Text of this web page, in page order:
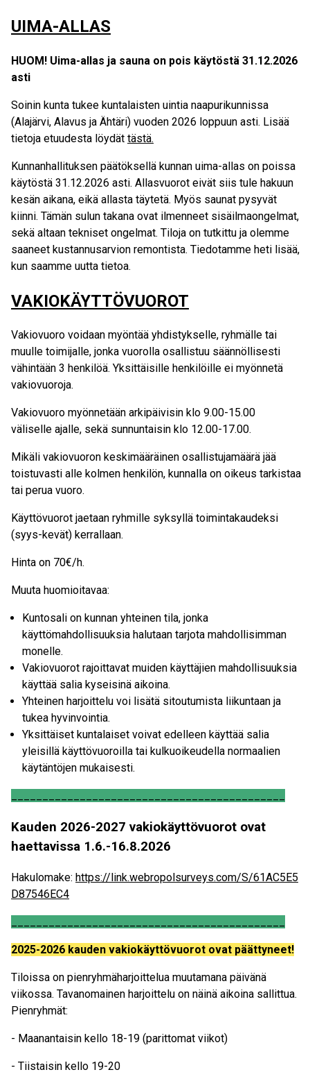
UIMA-ALLAS
HUOM! Uima-allas ja sauna on pois käytöstä 31.12.2026
asti
Soinin kunta tukee kuntalaisten uintia naapurikunnissa
(Alajärvi, Alavus ja Ähtäri) vuoden 2026 loppuun asti. Lisää
tietoja etuudesta löydät tästä.
Kunnanhallituksen päätöksellä kunnan uima-allas on poissa
käytöstä 31.12.2026 asti. Allasvuorot eivät siis tule hakuun
kesän aikana, eikä allasta täytetä. Myös saunat pysyvät
kiinni. Tämän sulun takana ovat ilmenneet sisäilmaongelmat,
sekä altaan tekniset ongelmat. Tiloja on tutkittu ja olemme
saaneet kustannusarvion remontista. Tiedotamme heti lisää,
kun saamme uutta tietoa.
VAKIOKÄYTTÖVUOROT
Vakiovuoro voidaan myöntää yhdistykselle, ryhmälle tai
muulle toimijalle, jonka vuorolla osallistuu säännöllisesti
vähintään 3 henkilöä. Yksittäisille henkilöille ei myönnetä
vakiovuoroja.
Vakiovuoro myönnetään arkipäivisin klo 9.00-15.00
väliselle ajalle, sekä sunnuntaisin klo 12.00-17.00.
Mikäli vakiovuoron keskimääräinen osallistujamäärä jää
toistuvasti alle kolmen henkilön, kunnalla on oikeus tarkistaa
tai perua vuoro.
Käyttövuorot jaetaan ryhmille syksyllä toimintakaudeksi
(syys-kevät) kerrallaan.
Hinta on 70€/h.
Muuta huomioitavaa:
Kuntosali on kunnan yhteinen tila, jonka
käyttömahdollisuuksia halutaan tarjota mahdollisimman
monelle.
Vakiovuorot rajoittavat muiden käyttäjien mahdollisuuksia
käyttää salia kyseisinä aikoina.
Yhteinen harjoittelu voi lisätä sitoutumista liikuntaan ja
tukea hyvinvointia.
Yksittäiset kuntalaiset voivat edelleen käyttää salia
yleisillä käyttövuoroilla tai kulkuoikeudella normaalien
käytäntöjen mukaisesti.
Kauden 2026-2027 vakiokäyttövuorot ovat
haettavissa 1.6.-16.8.2026
Hakulomake: https://link.webropolsurveys.com/S/61AC5E5
D87546EC4
2025-2026 kauden vakiokäyttövuorot ovat päättyneet!
Tiloissa on pienryhmäharjoittelua muutamana päivänä
viikossa. Tavanomainen harjoittelu on näinä aikoina sallittua.
Pienryhmät:
- Maanantaisin kello 18-19 (parittomat viikot)
- Tiistaisin kello 19-20